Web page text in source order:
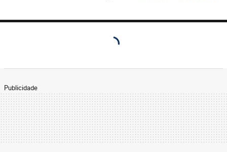
Publicidade